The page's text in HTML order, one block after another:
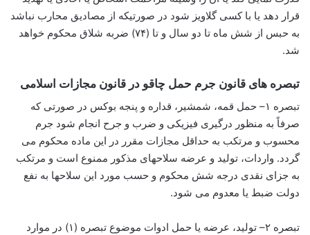
قرار دهد ‌یا با کسی گلاویز شود در صورتیکه از مصادیق محارب نباشد
به حبس از شش ماه تا دو سال و تا (۷۴) ضربه شلاق محکوم خواهد
شد.
تبصره های قانون جرم حمل چاقو در قانون مجازات اسلامی
تبصره ۱– حمل قمه، شمشیر، قداره و پنجه بوکس در صورتی که
صرفاً به منظور درگیری فیزیکی و ضرب و جرح انجام شود جرم
محسوب و مرتکب به حداقل مجازات مقرر در این ماده محکوم می
گردد. واردات، تولید و عرضه سلاحهای مذکور ممنوع است و مرتکب
به جزای نقدی درجه شش محکوم و حسب مورد این سلاحها به نفع
دولت ضبط یا معدوم می شود.
تبصره ۲– تولید، عرضه یا حمل ادوات موضوع تبصره (۱) در موارد